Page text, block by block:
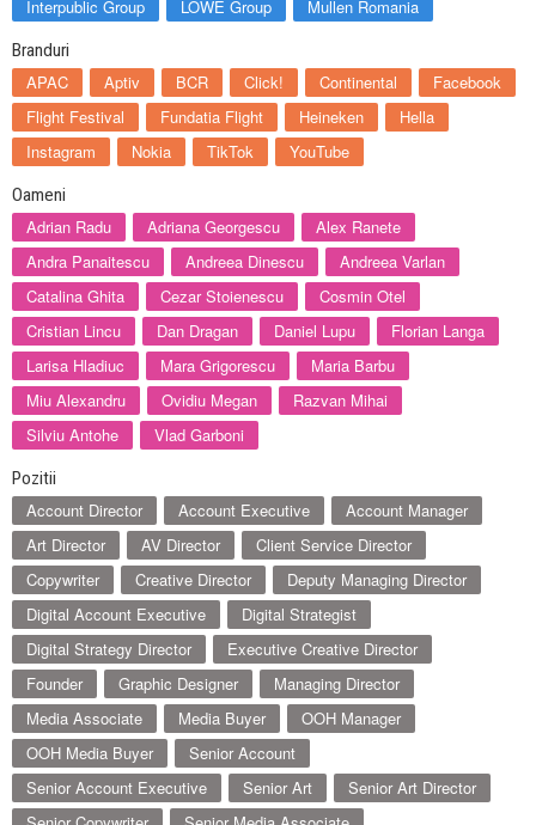
Interpublic Group
LOWE Group Mullen Romania
Branduri
APAC Aptiv BCR Click! Continental
Facebook
Flight Festival
Fundatia Flight Heineken
Hella
Instagram
Nokia TikTok YouTube
Oameni
Adrian Radu Adriana Georgescu
Alex Ranete
Andra Panaitescu
Andreea Dinescu
Andreea Varlan
Catalina Ghita
Cezar Stoienescu
Cosmin Otel
Cristian Lincu
Dan Dragan Daniel Lupu
Florian Langa
Larisa Hladiuc
Mara Grigorescu
Maria Barbu
Miu Alexandru
Ovidiu Megan
Razvan Mihai
Silviu Antohe
Vlad Garboni
Pozitii
Account Director Account Executive
Account Manager
Art Director
AV Director
Client Service Director
Copywriter
Creative Director
Deputy Managing Director
Digital Account Executive
Digital Strategist
Digital Strategy Director
Executive Creative Director
Founder
Graphic Designer
Managing Director
Media Associate
Media Buyer
OOH Manager
OOH Media Buyer
Senior Account
Senior Account Executive
Senior Art
Senior Art Director